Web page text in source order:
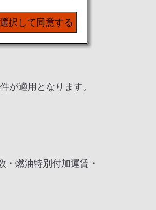
が適用となります。
燃油特別付加運賃・
選択して同意する